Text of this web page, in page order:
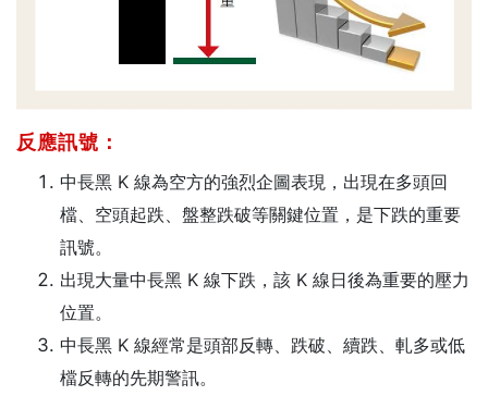
反應訊號：
中長黑 K 線為空方的強烈企圖表現，出現在多頭回
檔、空頭起跌、盤整跌破等關鍵位置，是下跌的重要
訊號。
出現大量中長黑 K 線下跌，該 K 線日後為重要的壓力
位置。
中長黑 K 線經常是頭部反轉、跌破、續跌、軋多或低
檔反轉的先期警訊。